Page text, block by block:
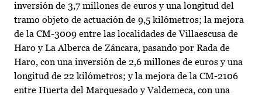
inversión de 3,7 millones de euros y una longitud del
tramo objeto de actuación de 9,5 kilómetros; la mejora
de la CM-3009 entre las localidades de Villaescusa de
Haro y La Alberca de Záncara, pasando por Rada de
Haro, con una inversión de 2,6 millones de euros y una
longitud de 22 kilómetros; y la mejora de la CM-2106
entre Huerta del Marquesado y Valdemeca, con una